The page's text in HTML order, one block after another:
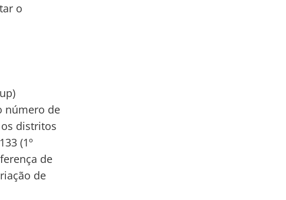
o
número de
distritos
(1º
de
de